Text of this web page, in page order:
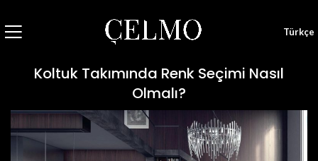
Türkçe
Koltuk Takımında Renk Seçimi Nasıl
Olmalı?